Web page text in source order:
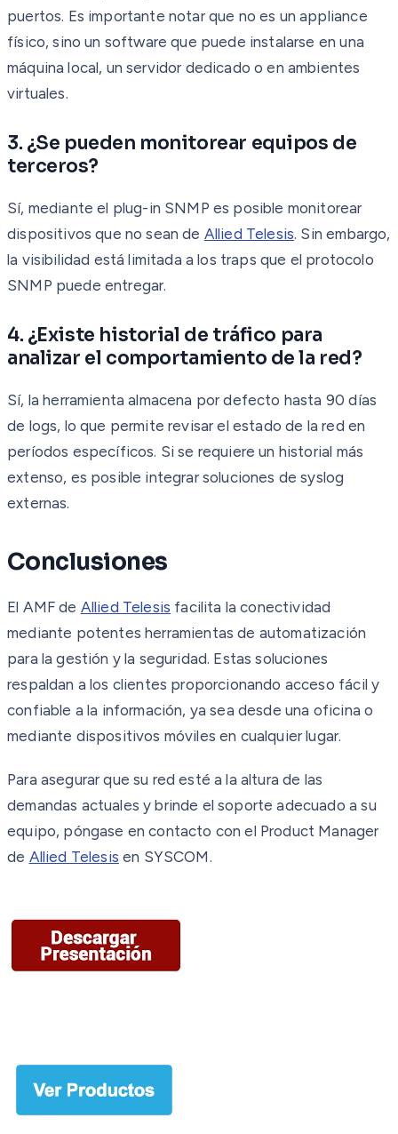
puertos. Es importante notar que no es un appliance
físico, sino un software que puede instalarse en una
máquina local, un servidor dedicado o en ambientes
virtuales.
3. ¿Se pueden monitorear equipos de
terceros?
Sí, mediante el plug-in SNMP es posible monitorear
dispositivos que no sean de Allied Telesis. Sin embargo,
la visibilidad está limitada a los traps que el protocolo
SNMP puede entregar.
4. ¿Existe historial de tráfico para
analizar el comportamiento de la red?
Sí, la herramienta almacena por defecto hasta 90 días
de logs, lo que permite revisar el estado de la red en
períodos específicos. Si se requiere un historial más
extenso, es posible integrar soluciones de syslog
externas.
Conclusiones
El AMF de Allied Telesis facilita la conectividad
mediante potentes herramientas de automatización
para la gestión y la seguridad. Estas soluciones
respaldan a los clientes proporcionando acceso fácil y
confiable a la información, ya sea desde una oficina o
mediante dispositivos móviles en cualquier lugar.
Para asegurar que su red esté a la altura de las
demandas actuales y brinde el soporte adecuado a su
equipo, póngase en contacto con el Product Manager
de Allied Telesis en SYSCOM.